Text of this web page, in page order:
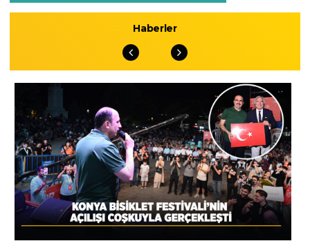
Haberler